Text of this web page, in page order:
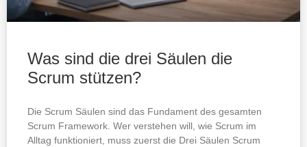
Was sind die drei Säulen die
Scrum stützen?
Die Scrum Säulen sind das Fundament des gesamten
Scrum Framework. Wer verstehen will, wie Scrum im
Alltag funktioniert, muss zuerst die Drei Säulen Scrum